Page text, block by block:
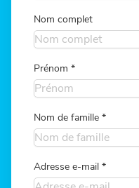
Nom complet
Prénom *
Nom de famille *
Adresse e-mail *